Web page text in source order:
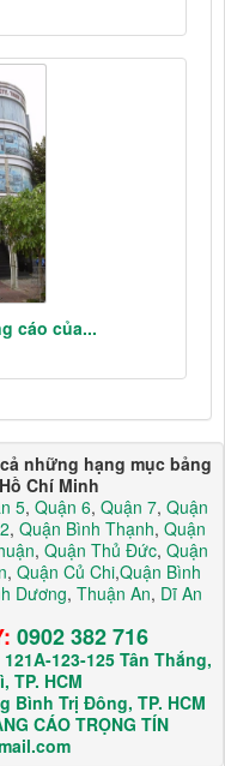
cáo của...
những hạng mục bảng
Chí Minh
5, Quận 6, Quận 7, Quận
, Quận Bình Thạnh, Quận
, Quận Thủ Đức, Quận
, Quận Củ Chi,Quận Bình
Dương, Thuận An, Dĩ An
0902 382 716
123-125 Tân Thắng,
TP. HCM
Bình Trị Đông, TP. HCM
CÁO TRỌNG TÍN